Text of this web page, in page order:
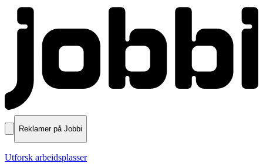
Reklamer på Jobbi
Utforsk arbeidsplasser